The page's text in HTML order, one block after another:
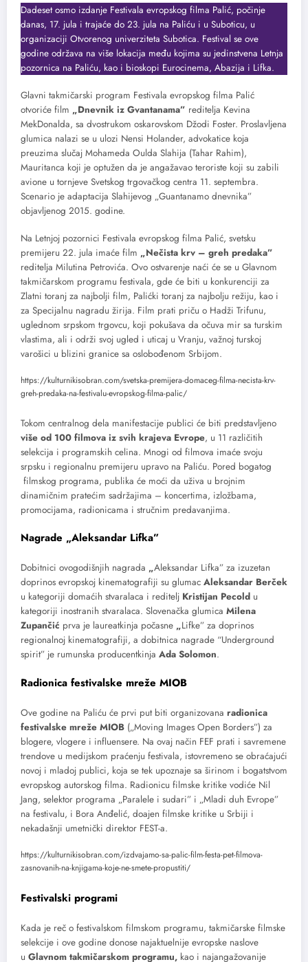
Dadeset osmo izdanje Festivala evropskog filma Palić, počinje
danas, 17. jula i trajaće do 23. jula na Paliću i u Suboticu, u
organizaciji Otvorenog univerziteta Subotica. Festival se ove
godine održava na više lokacija među kojima su jedinstvena Letnja
pozornica na Paliću, kao i bioskopi Eurocinema, Abazija i Lifka.
Glavni takmičarski program Festivala evropskog filma Palić
otvoriće film „Dnevnik iz Gvantanama” reditelja Kevina
MekDonalda, sa dvostrukom oskarovskom Džodi Foster. Proslavljena
glumica nalazi se u ulozi Nensi Holander, advokatice koja
preuzima slučaj Mohameda Oulda Slahija (Tahar Rahim),
Mauritanca koji je optužen da je angažavao teroriste koji su zabili
avione u tornjeve Svetskog trgovačkog centra 11. septembra.
Scenario je adaptacija Slahijevog „Guantanamo dnevnika”
objavljenog 2015. godine.
Na Letnjoj pozornici Festivala evropskog filma Palić, svetsku
premijeru 22. jula imaće film „Nečista krv – greh predaka”
reditelja Milutina Petrovića. Ovo ostvarenje naći će se u Glavnom
takmičarskom programu festivala, gde će biti u konkurenciji za
Zlatni toranj za najbolji film, Palićki toranj za najbolju režiju, kao i
za Specijalnu nagradu žirija. Film prati priču o Hadži Trifunu,
uglednom srpskom trgovcu, koji pokušava da očuva mir sa turskim
vlastima, ali i održi svoj ugled i uticaj u Vranju, važnoj turskoj
varošici u blizini granice sa oslobođenom Srbijom.
https://kulturnikisobran.com/svetska-premijera-domaceg-filma-necista-krv-
greh-predaka-na-festivalu-evropskog-filma-palic/
Tokom centralnog dela manifestacije publici će biti predstavljeno
više od 100 filmova iz svih krajeva Evrope, u 11 različitih
selekcija i programskih celina. Mnogi od filmova imaće svoju
srpsku i regionalnu premijeru upravo na Paliću. Pored bogatog
filmskog programa, publika će moći da uživa u brojnim
dinamičnim pratećim sadržajima – koncertima, izložbama,
promocijama, radionicama i stručnim predavanjima.
Nagrade „Aleksandar Lifka”
Dobitnici ovogodišnjih nagrada „Aleksandar Lifka” za izuzetan
doprinos evropskoj kinematografiji su glumac Aleksandar Berček
u kategoriji domaćih stvaralaca i reditelj Kristijan Pecold u
kategoriji inostranih stvaralaca. Slovenačka glumica Milena
Zupančić prva je laureatkinja počasne „Lifke” za doprinos
regionalnoj kinematografiji, a dobitnica nagrade “Underground
spirit” je rumunska producentkinja Ada Solomon.
Radionica festivalske mreže MIOB
Ove godine na Paliću će prvi put biti organizovana radionica
festivalske mreže MIOB („Moving Images Open Borders”) za
blogere, vlogere i influensere. Na ovaj način FEF prati i savremene
trendove u medijskom praćenju festivala, istovremeno se obraćajući
novoj i mladoj publici, koja se tek upoznaje sa širinom i bogatstvom
evropskog autorskog filma. Radionicu filmske kritike vodiće Nil
Jang, selektor programa „Paralele i sudari” i „Mladi duh Evrope”
na festivalu, i Bora Anđelić, doajen filmske kritike u Srbiji i
nekadašnji umetnički direktor FEST-a.
https://kulturnikisobran.com/izdvajamo-sa-palic-film-festa-pet-filmova-
zasnovanih-na-knjigama-koje-ne-smete-propustiti/
Festivalski programi
Kada je reč o festivalskom filmskom programu, takmičarske filmske
selekcije i ove godine donose najaktuelnije evropske naslove
u Glavnom takmičarskom programu, kao i najangažovanije